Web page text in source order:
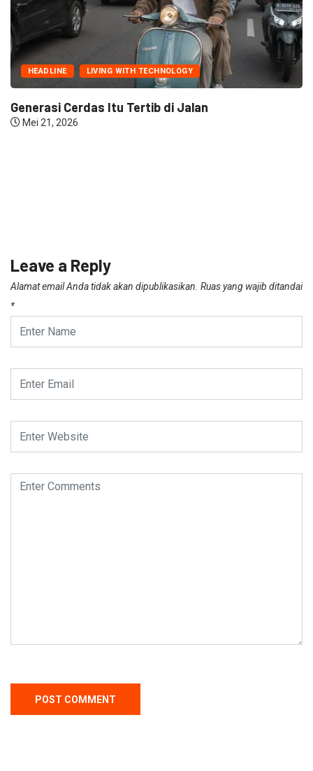
HEADLINE LIVING WITH TECHNOLOGY
Generasi Cerdas Itu Tertib di Jalan
Mei 21, 2026
Leave a Reply
Alamat email Anda tidak akan dipublikasikan. Ruas yang wajib ditandai
*